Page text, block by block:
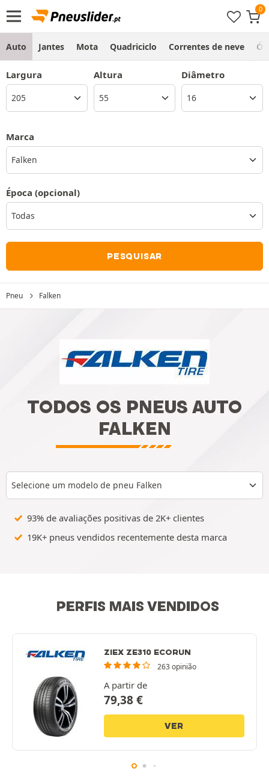
Auto Jantes Mota Quadriciclo Correntes de neve
Largura Altura Diâmetro
Marca
Falken
Época (opcional)
PESQUISAR
Pneu Falken
TODOS OS PNEUS AUTO
FALKEN
Selecione um modelo de pneu Falken
93% de avaliações positivas de 2K+ clientes
19K+ pneus vendidos recentemente desta marca
PERFIS MAIS VENDIDOS
ZIEX ZE310 ECORUN
263 opinião
A partir de
79,38€
VER